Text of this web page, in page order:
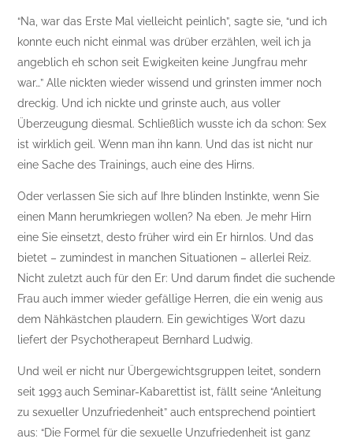
“Na, war das Erste Mal vielleicht peinlich”, sagte sie, “und ich
konnte euch nicht einmal was drüber erzählen, weil ich ja
angeblich eh schon seit Ewigkeiten keine Jungfrau mehr
war…” Alle nickten wieder wissend und grinsten immer noch
dreckig. Und ich nickte und grinste auch, aus voller
Überzeugung diesmal. Schließlich wusste ich da schon: Sex
ist wirklich geil. Wenn man ihn kann. Und das ist nicht nur
eine Sache des Trainings, auch eine des Hirns.
Oder verlassen Sie sich auf Ihre blinden Instinkte, wenn Sie
einen Mann herumkriegen wollen? Na eben. Je mehr Hirn
eine Sie einsetzt, desto früher wird ein Er hirnlos. Und das
bietet – zumindest in manchen Situationen – allerlei Reiz.
Nicht zuletzt auch für den Er: Und darum findet die suchende
Frau auch immer wieder gefällige Herren, die ein wenig aus
dem Nähkästchen plaudern. Ein gewichtiges Wort dazu
liefert der Psychotherapeut Bernhard Ludwig.
Und weil er nicht nur Übergewichtsgruppen leitet, sondern
seit 1993 auch Seminar-Kabarettist ist, fällt seine “Anleitung
zu sexueller Unzufriedenheit” auch entsprechend pointiert
aus: “Die Formel für die sexuelle Unzufriedenheit ist ganz